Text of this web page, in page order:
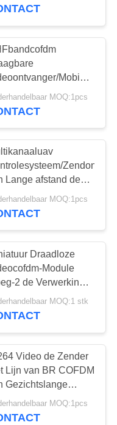
7
19
Mobiele
Videoontvanger
MOQ:1pcs
Lange afstand de
Gegevens
MOQ:1pcs
Draadloze
Module
2 de Verwerking
de Beeldcompressie
MOQ:1 stk
Video de Zender
Lijn van BR COFDM
Gezichtslange
gelijkstroom
MOQ:1pcs